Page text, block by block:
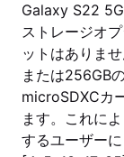
Galaxy S22
ストレージオ
ットはありま
または256GB
microSDXCカ
ます。これに
するユーザー